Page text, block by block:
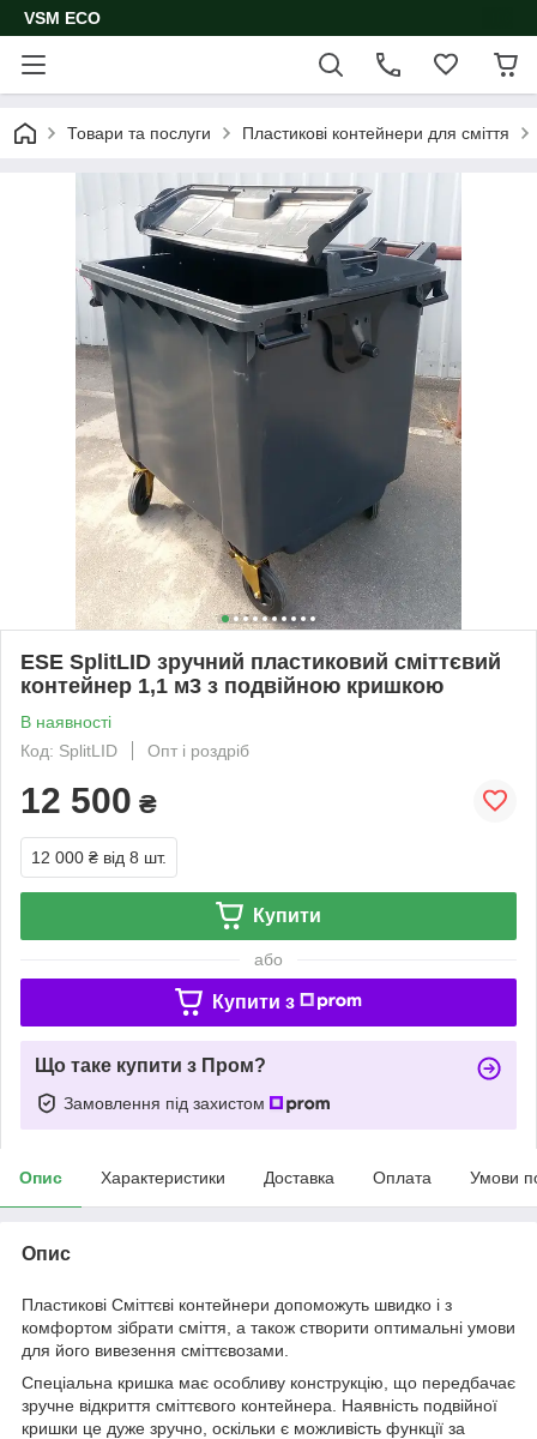
VSM ECO
Товари та послуги Пластикові контейнери для сміття
ESE SplitLID зручний пластиковий сміттєвий
контейнер 1,1 м3 з подвійною кришкою
В наявності
Код: SplitLID
Опт і роздріб
12 500 ₴
12 000 ₴ від 8 шт.
Купити
або
Купити з
Що таке купити з Пром?
Замовлення під захистом
Опис Характеристики Доставка Оплата Умови
Опис
Пластикові Сміттєві контейнери допоможуть швидко і з
комфортом зібрати сміття, а також створити оптимальні умови
для його вивезення сміттєвозами.
Спеціальна кришка має особливу конструкцію, що передбачає
зручне відкриття сміттєвого контейнера. Наявність подвійної
кришки це дуже зручно, оскільки є можливість функції за